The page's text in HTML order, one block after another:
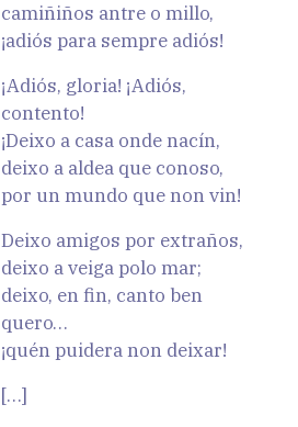
camiñiños antre o millo,
¡adiós para sempre adiós!
¡Adiós, gloria! ¡Adiós,
contento!
¡Deixo a casa onde nacín,
deixo a aldea que conoso,
por un mundo que non vin!
Deixo amigos por extraños,
deixo a veiga polo mar;
deixo, en fin, canto ben
quero…
¡quén puidera non deixar!
[…]